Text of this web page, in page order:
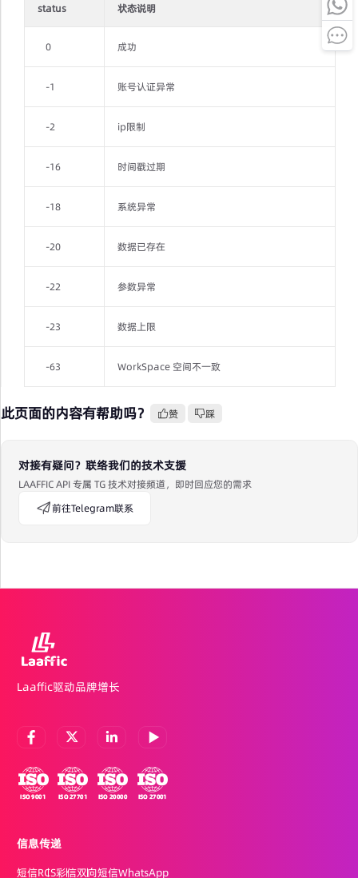
status 状态说明
0 成功
-1 账号认证异常
-2 ip限制
-16 时间戳过期
-18 系统异常
-20 数据已存在
-22 参数异常
-23 数据上限
-63 WorkSpace 空间不一致
此页面的内容有帮助吗？ 赞 踩
对接有疑问？联络我们的技术支援
LAAFFIC API 专属 TG 技术对接频道，即时回应您的需求
前往Telegram联系
Laaffic驱动品牌增长
信息传递
短信RCS彩信双向短信WhatsApp